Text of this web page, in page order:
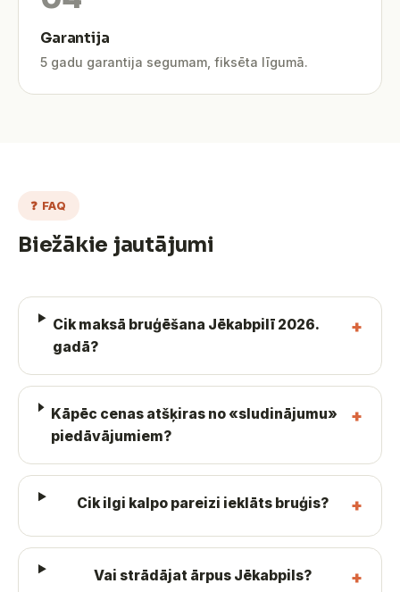
Garantija
5 gadu garantija segumam, fiksēta līgumā.
❓ FAQ
Biežākie jautājumi
Cik maksā bruģēšana Jēkabpilī 2026.
gadā?
Kāpēc cenas atšķiras no «sludinājumu»
piedāvājumiem?
Cik ilgi kalpo pareizi ieklāts bruģis?
Vai strādājat ārpus Jēkabpils?